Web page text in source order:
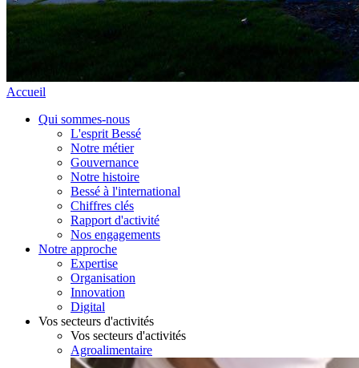
Accueil
Qui sommes-nous
L'esprit Bessé
Notre métier
Gouvernance
Notre histoire
Bessé à l'international
Chiffres clés
Rapport d'activité
Nos engagements
Notre approche
Expertise
Organisation
Innovation
Digital
Vos secteurs d'activités
Vos secteurs d'activités
Agroalimentaire